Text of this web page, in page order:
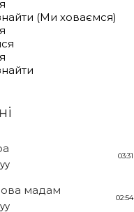
(Ми ховаємся)
03:31
мадам
02:54